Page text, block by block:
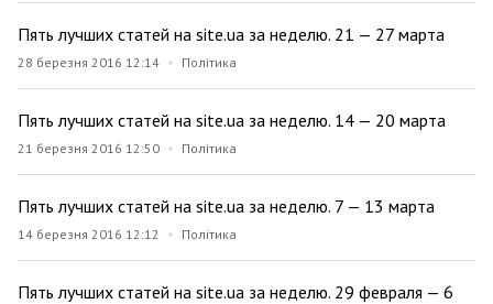
Пять лучших статей на site.ua за неделю. 21 — 27 марта
28 березня 2016 12:14 Політика
Пять лучших статей на site.ua за неделю. 14 — 20 марта
21 березня 2016 12:50 Політика
Пять лучших статей на site.ua за неделю. 7 — 13 марта
14 березня 2016 12:12 Політика
Пять лучших статей на site.ua за неделю. 29 февраля — 6